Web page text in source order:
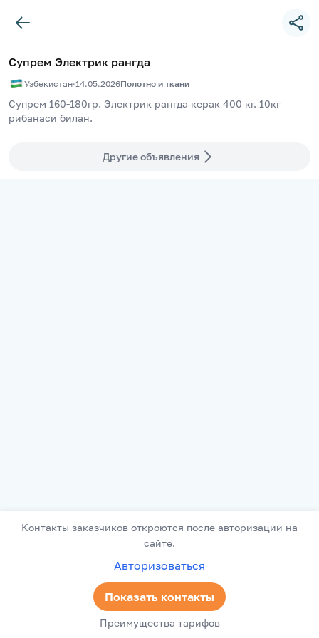
Супрем Электрик рангда
Узбекистан·14.05.2026Полотно и ткани
Супрем 160-180гр. Электрик рангда керак 400 кг. 10кг
рибанаси билан.
Другие объявления
Контакты заказчиков откроются после авторизации на
сайте.
Авторизоваться
Показать контакты
Преимущества тарифов